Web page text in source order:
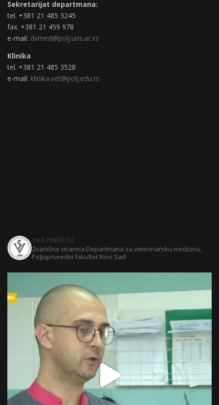
Sekretarijat departmana:
tel. +381 21 485 3245
fax. +381 21 459 978
e-mail: dvmed@polj.uns.ac.rs
Klinika
tel. +381 21 485 3528
e-mail: klinika.vet@polj.edu.rs
vet.med.ns
Zvanična stranica Departmana za veterinarsku medicinu,
Poljoprivredni fakultet Novi Sad